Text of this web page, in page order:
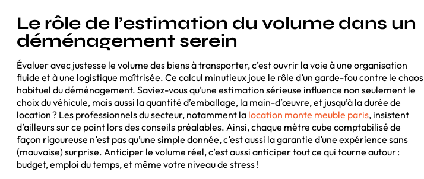
Le rôle de l’estimation du volume dans un
déménagement serein
Évaluer avec justesse le volume des biens à transporter, c’est ouvrir la voie à une organisation
fluide et à une logistique maîtrisée. Ce calcul minutieux joue le rôle d’un garde-fou contre le chaos
habituel du déménagement. Saviez-vous qu’une estimation sérieuse influence non seulement le
choix du véhicule, mais aussi la quantité d’emballage, la main-d’œuvre, et jusqu’à la durée de
location ? Les professionnels du secteur, notamment la location monte meuble paris, insistent
d’ailleurs sur ce point lors des conseils préalables. Ainsi, chaque mètre cube comptabilisé de
façon rigoureuse n’est pas qu’une simple donnée, c’est aussi la garantie d’une expérience sans
(mauvaise) surprise. Anticiper le volume réel, c’est aussi anticiper tout ce qui tourne autour :
budget, emploi du temps, et même votre niveau de stress !